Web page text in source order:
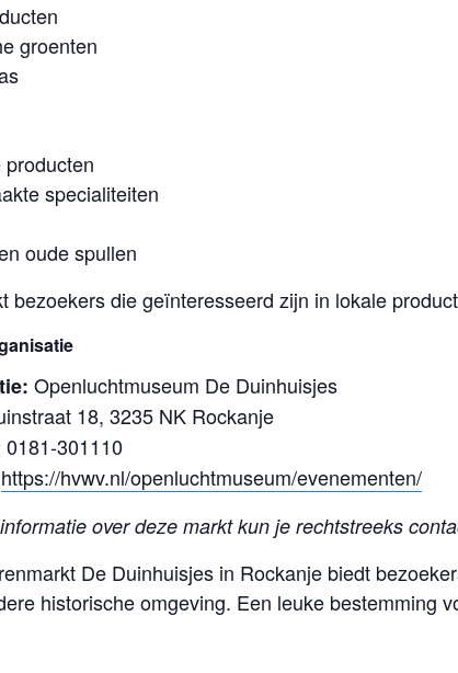
groenten
specialiteiten
oude spullen
bezoekers die geïnteresseerd zijn in lokale
Openluchtmuseum De Duinhuisjes
18, 3235 NK Rockanje
0181-301110
https://hvwv.nl/openluchtmuseum/evenementen/
over deze markt kun je rechtstreeks
De Duinhuisjes in Rockanje biedt
historische omgeving. Een leuke bestemming